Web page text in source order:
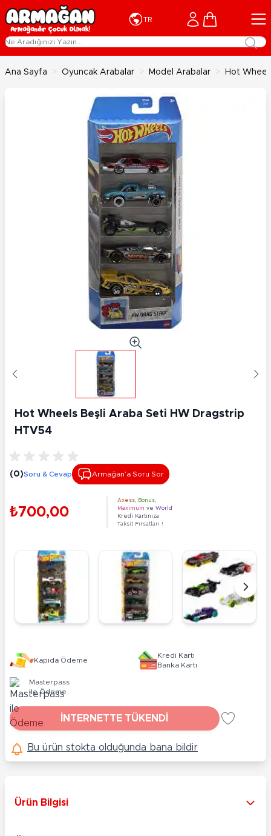
İçeriğe geç
TR Cart
Ana Sayfa > Oyuncak Arabalar > Model Arabalar > Hot
Hot Wheels Beşli Araba Seti HW Dragstrip
HTV54
(0)Soru & Cevap Armağan’a Soru Sor
₺700,00
Axess Bonus
Maximum ve World
Kredi Kartınıza
Taksit Fırsatları !
Kapıda Ödeme
Kredi Kartı
Banka Kartı
Masterpass
ile Ödeme
İNTERNETTE TÜKENDİ
Bu ürün stokta olduğunda bana bildir
Ürün Bilgisi